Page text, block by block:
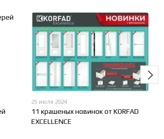
25 июля 2024
11 крашеных новинок от KORFAD
EXCELLENCE